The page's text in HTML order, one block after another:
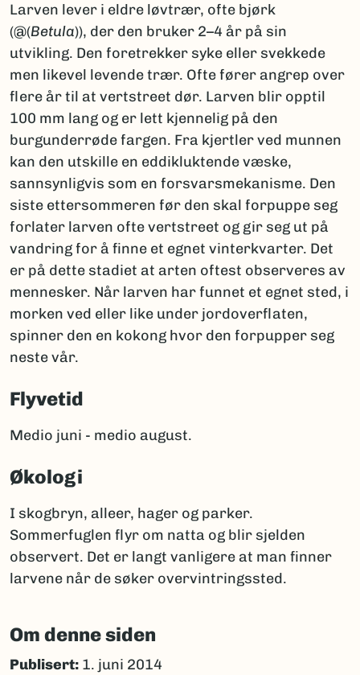
Larven lever i eldre løvtrær, ofte bjørk
(@(Betula)), der den bruker 2–4 år på sin
utvikling. Den foretrekker syke eller svekkede
men likevel levende trær. Ofte fører angrep over
flere år til at vertstreet dør. Larven blir opptil
100 mm lang og er lett kjennelig på den
burgunderrøde fargen. Fra kjertler ved munnen
kan den utskille en eddikluktende væske,
sannsynligvis som en forsvarsmekanisme. Den
siste ettersommeren før den skal forpuppe seg
forlater larven ofte vertstreet og gir seg ut på
vandring for å finne et egnet vinterkvarter. Det
er på dette stadiet at arten oftest observeres av
mennesker. Når larven har funnet et egnet sted, i
morken ved eller like under jordoverflaten,
spinner den en kokong hvor den forpupper seg
neste vår.
Flyvetid
Medio juni - medio august.
Økologi
I skogbryn, alleer, hager og parker.
Sommerfuglen flyr om natta og blir sjelden
observert. Det er langt vanligere at man finner
larvene når de søker overvintringssted.
Om denne siden
Publisert: 1. juni 2014